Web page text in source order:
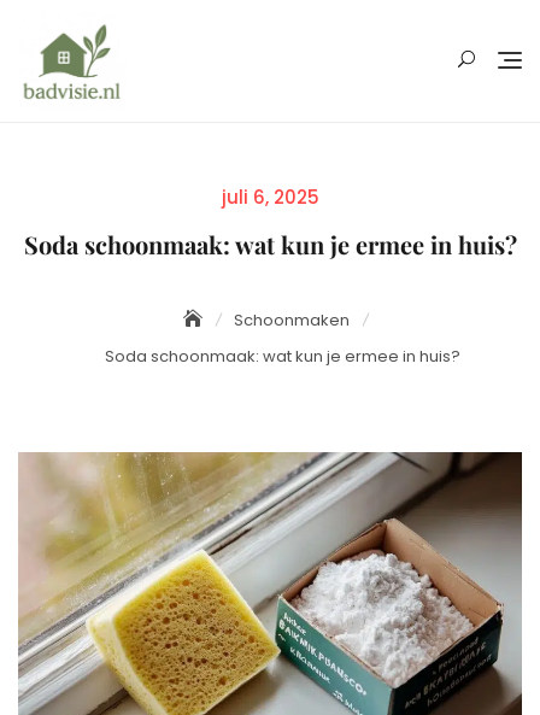
content
Posted
juli 6, 2025
Soda schoonmaak: wat kun je ermee in huis?
Schoonmaken
Soda schoonmaak: wat kun je ermee in huis?